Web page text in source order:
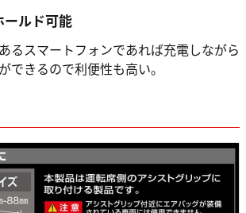
ルド可能
るスマートフォンであれば充電しながら
できるので利便性も高い。